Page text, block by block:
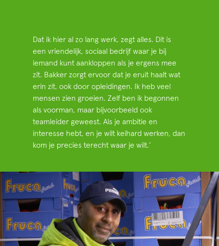
Dat ik hier al zo lang werk, zegt alles. Dit is
een vriendelijk, sociaal bedrijf waar je bij
iemand kunt aankloppen als je ergens mee
zit. Bakker zorgt ervoor dat je eruit haalt wat
erin zit, ook door opleidingen. Ik heb veel
mensen zien groeien. Zelf ben ik begonnen
als voorman, maar bijvoorbeeld ook
teamleider geweest. Als je ambitie en
interesse hebt, en je wilt keihard werken, dan
kom je precies terecht waar je wilt.’